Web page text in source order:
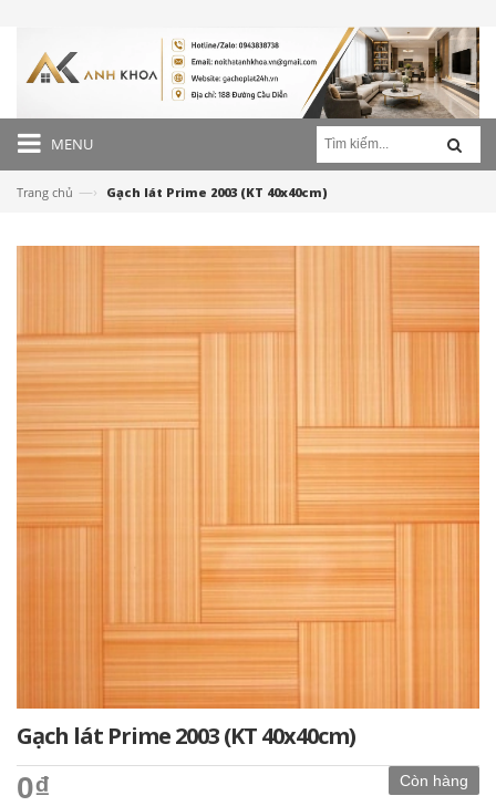
MENU
Trang chủ —› Gạch lát Prime 2003 (KT 40x40cm)
Gạch lát Prime 2003 (KT 40x40cm)
Còn hàng
0₫